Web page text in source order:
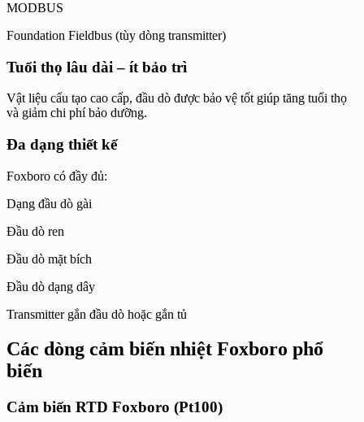
MODBUS
Foundation Fieldbus (tùy dòng transmitter)
Tuổi thọ lâu dài – ít bảo trì
Vật liệu cấu tạo cao cấp, đầu dò được bảo vệ tốt giúp tăng tuổi thọ
và giảm chi phí bảo dưỡng.
Đa dạng thiết kế
Foxboro có đầy đủ:
Dạng đầu dò gài
Đầu dò ren
Đầu dò mặt bích
Đầu dò dạng dây
Transmitter gắn đầu dò hoặc gắn tủ
Các dòng cảm biến nhiệt Foxboro phổ
biến
Cảm biến RTD Foxboro (Pt100)